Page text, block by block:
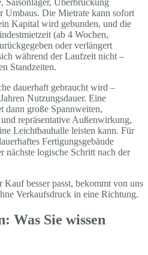
Saisonlager, Überbrückung
Umbaus. Die Mietrate kann sofort
Kapital wird gebunden, und die
(ab 4 Wochen,
oder verlängert
während der Laufzeit nicht –
Standzeiten.
dauerhaft gebraucht wird –
Nutzungsdauer. Eine
dann große Spannweiten,
repräsentative Außenwirkung,
Leichtbauhalle leisten kann. Für
Fertigungsgebäude
nächste logische Schritt nach der
besser passt, bekommt von uns
Verkaufsdruck in eine Richtung.
Was Sie wissen